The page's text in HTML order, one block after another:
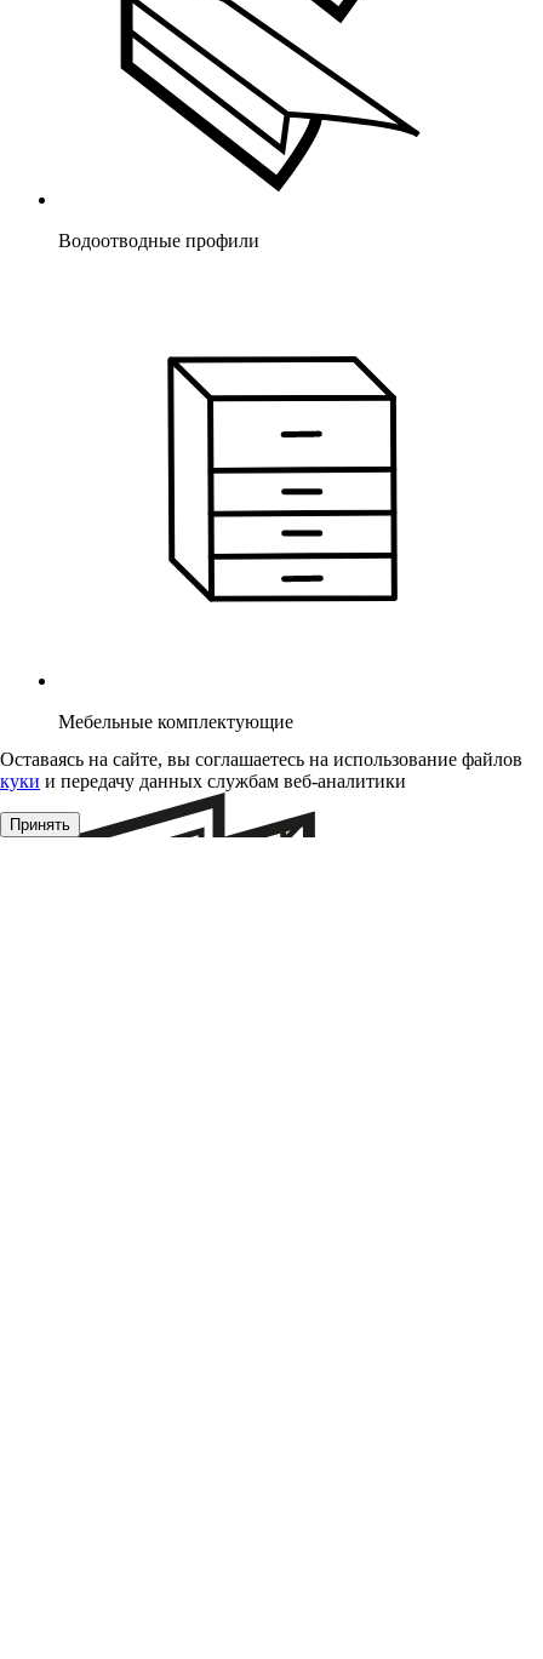
Водоотводные профили
Мебельные комплектующие
Оставаясь на сайте, вы соглашаетесь на использование файлов
куки и передачу данных службам веб-аналитики
Принять